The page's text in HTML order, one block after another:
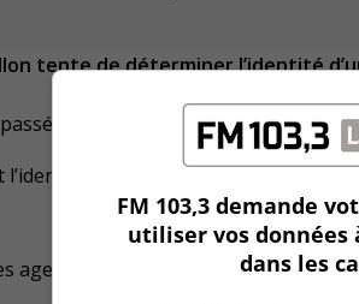
tente de déterminer l’identité
par un magasin grande surface
est qu’il aurait tenu une
agents.
FM 103,3 demande
utiliser vos données
dans les